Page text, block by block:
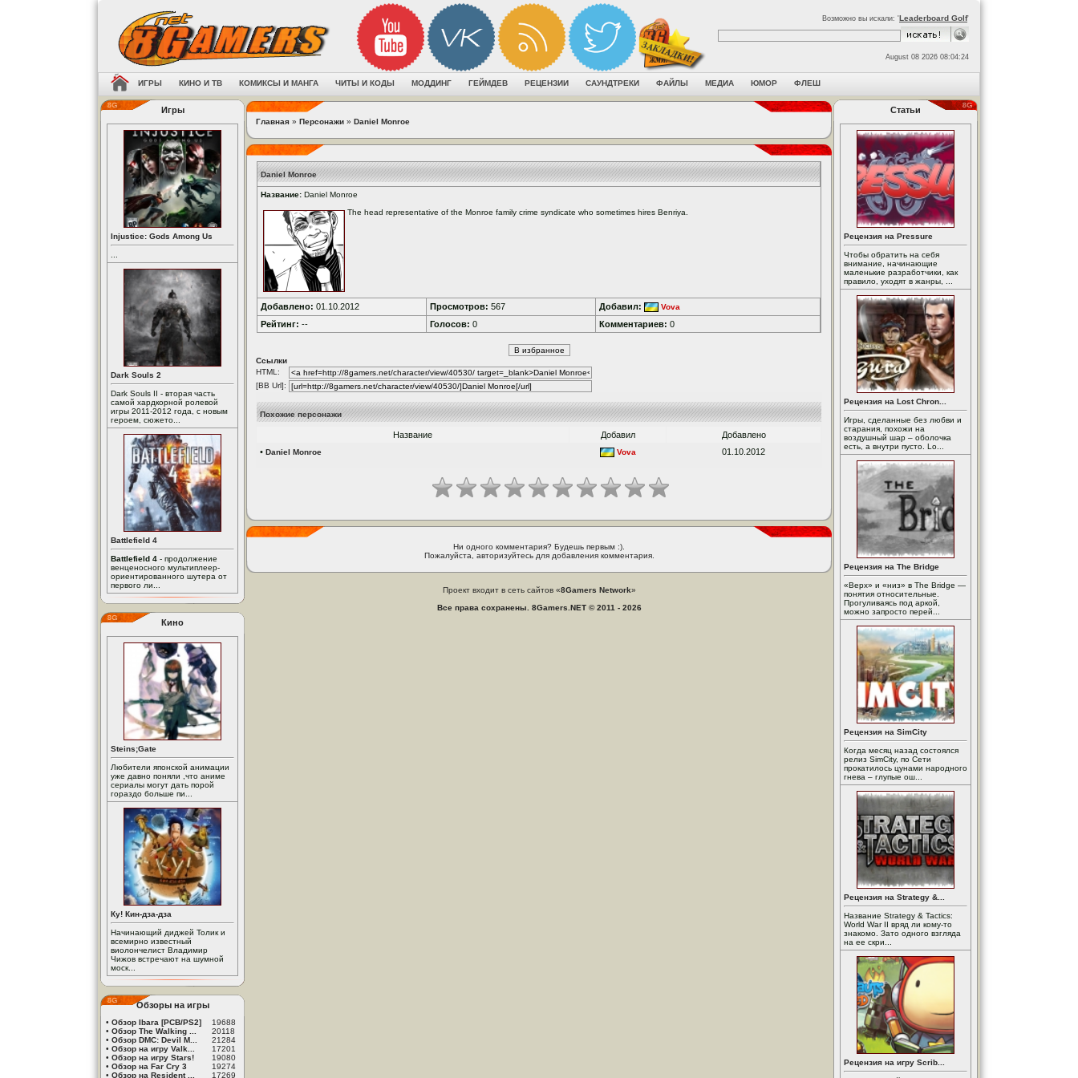
Возможно вы искали: 'Leaderboard Golf'
August 08 2026 08:04:24
ИГРЫ КИНО И ТВ КОМИКСЫ И МАНГА ЧИТЫ И КОДЫ МОДДИНГ ГЕЙМДЕВ РЕЦЕНЗИИ САУНДТРЕКИ ФАЙЛЫ МЕДИА ЮМОР ФЛЕШ
Игры
Injustice: Gods Among Us
Dark Souls 2
Dark Souls II - вторая часть
самой хардкорной ролевой
игры 2011-2012 года, с новым
героем, сюжето...
Battlefield 4
Battlefield 4 - продолжение
венценосного мультиплеер-
ориентированного шутера от
первого ли...
Кино
Steins;Gate
Любители японской анимации
уже давно поняли ,что аниме
сериалы могут дать порой
гораздо больше пи...
Ку! Кин-дза-дза
Начинающий диджей Толик и
всемирно известный
виолончелист Владимир
Чижов встречают на шумной
моск...
Обзоры на игры
• Обзор Ibara [PCB/PS2]
19688
• Обзор The Walking ...
20118
• Обзор DMC: Devil M...
21284
• Обзор на игру Valk...
17201
• Обзор на игру Stars!
19080
• Обзор на Far Cry 3
19274
• Обзор на Resident ... 17269
Главная » Персонажи » Daniel Monroe
Daniel Monroe
Название: Daniel Monroe
The head representative of the Monroe family crime syndicate who sometimes hires Benriya.
Добавлено: 01.10.2012 Просмотров: 567 Добавил: Vova
Рейтинг: -- Голосов: 0 Комментариев: 0
Ссылки
HTML:
[BB Url]:
Похожие персонажи
Название Добавил
Добавлено
• Daniel Monroe Vova 01.10.2012
Ни одного комментария? Будешь первым :).
Пожалуйста, авторизуйтесь для добавления комментария.
Проект входит в сеть сайтов «8Gamers Network»
Все права сохранены. 8Gamers.NET © 2011 - 2026
Статьи
Рецензия на Pressure
Чтобы обратить на себя
внимание, начинающие
маленькие разработчики, как
правило, уходят в жанры, ...
Рецензия на Lost Chron...
Игры, сделанные без любви и
старания, похожи на
воздушный шар – оболочка
есть, а внутри пусто. Lo...
Рецензия на The Bridge
«Верх» и «низ» в The Bridge —
понятия относительные.
Прогуливаясь под аркой,
можно запросто перей...
Рецензия на SimCity
Когда месяц назад состоялся
релиз SimCity, по Сети
прокатилось цунами народного
гнева – глупые ош...
Рецензия на Strategy &...
Название Strategy & Tactics:
World War II вряд ли кому-то
знакомо. Зато одного взгляда
на ее скри...
Рецензия на игру Scrib...